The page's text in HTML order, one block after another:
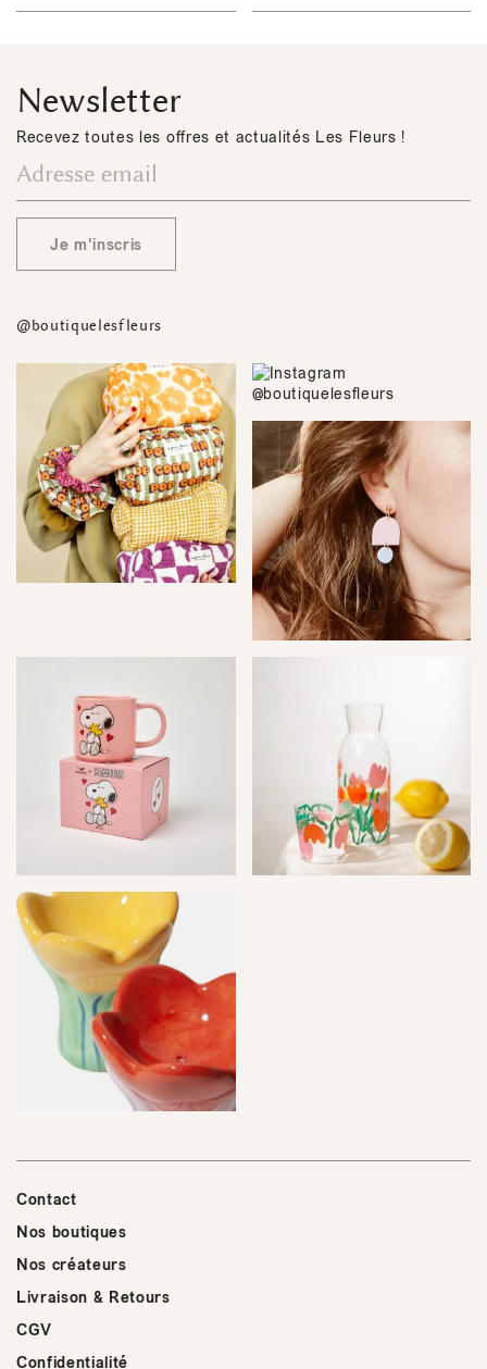
Newsletter
Recevez toutes les offres et actualités Les Fleurs !
Je m'inscris
@boutiquelesfleurs
Contact
Nos boutiques
Nos créateurs
Livraison & Retours
CGV
Confidentialité